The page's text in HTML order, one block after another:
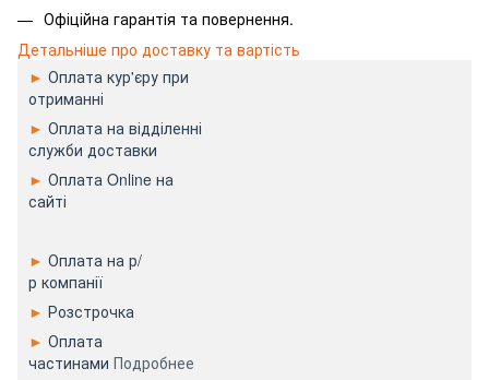
Офіційна гарантія та повернення.
Детальніше про доставку та вартість
► Оплата кур'єру при
отриманні
► Оплата на відділенні
служби доставки
► Оплата Online на
сайті
► Оплата на р/
р компанії
► Розстрочка
► Оплата
частинами Подробнее